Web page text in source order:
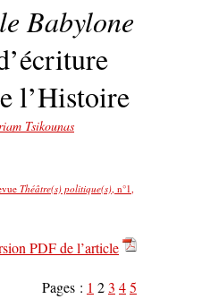
Babylone
l’Histoire
Tsikounas
Théâtre(s) politique(s) , n°1,
PDF de l’article
Pages : 1 23 45